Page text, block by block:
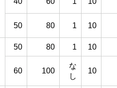
50 80 1 10
50 80 1 10
60 100
な
し
10